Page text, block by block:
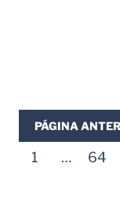
PÁGINA
1 … 64